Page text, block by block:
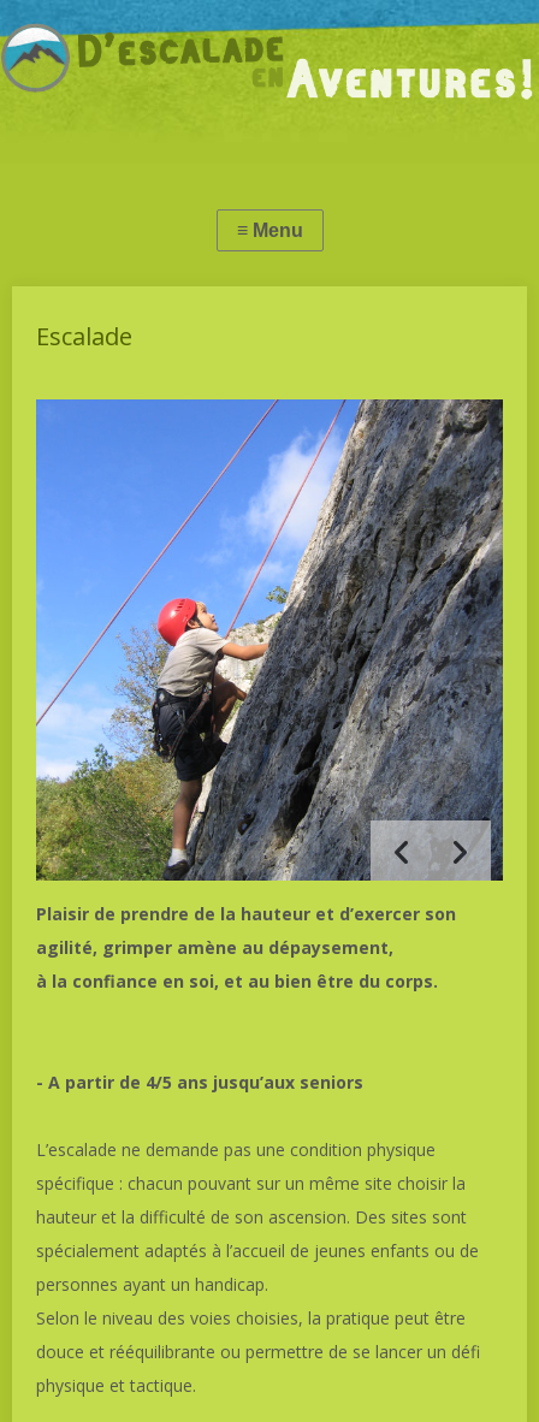
Escalade
Plaisir de prendre de la hauteur et d’exercer son
agilité, grimper amène au dépaysement,
à la confiance en soi, et au bien être du corps.
- A partir de 4/5 ans jusqu’aux seniors
L’escalade ne demande pas une condition physique
spécifique : chacun pouvant sur un même site choisir la
hauteur et la difficulté de son ascension. Des sites sont
spécialement adaptés à l’accueil de jeunes enfants ou de
personnes ayant un handicap.
Selon le niveau des voies choisies, la pratique peut être
douce et rééquilibrante ou permettre de se lancer un défi
physique et tactique.